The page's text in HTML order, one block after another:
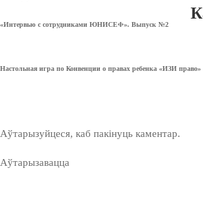
«Интервью с сотрудниками ЮНИСЕФ». Выпуск №2
Настольная игра по Конвенции о правах ребенка «ИЗИ право»
Аўтарызуйцеся, каб пакінуць каментар.
Аўтарызавацца